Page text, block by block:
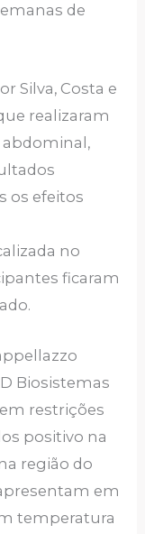
de
Silva, Costa e
realizaram
abdominal,
os efeitos
no
ficaram
Biosistemas
restrições
positivo na
região do
em
temperatura